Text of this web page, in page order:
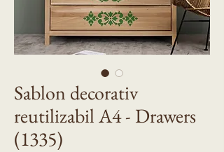
Sablon decorativ
reutilizabil A4 - Drawers
(1335)